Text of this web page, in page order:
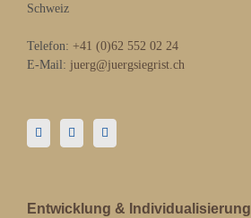
Schweiz
Telefon: +41 (0)62 552 02 24
E-Mail: juerg@juergsiegrist.ch
Entwicklung & Individualisierung